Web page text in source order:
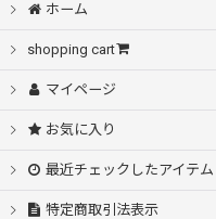
ホーム
shopping cart
マイページ
お気に入り
最近チェックしたアイテム
特定商取引法表示